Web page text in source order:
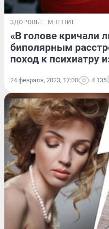
ЗДОРОВЬЕ МНЕНИЕ
«В голове кричали
биполярным
поход к психиатру
24 февраля, 2023, 17:00 4 135